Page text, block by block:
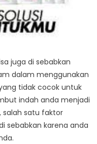
juga di sebabkan
dalam menggunakan
tidak cocok untuk
indah anda menjadi
salah satu faktor
sebabkan karena anda